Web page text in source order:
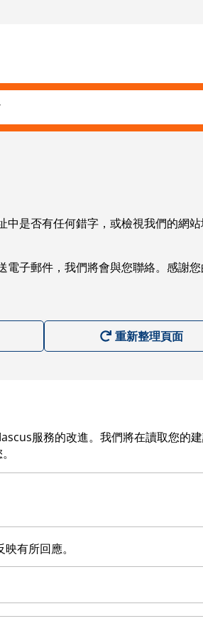
中是否有任何錯字，或檢視我們的網
電子郵件，我們將會與您聯絡。感謝
重新整理頁面
服務的改進。我們將在讀取您的
有所回應。